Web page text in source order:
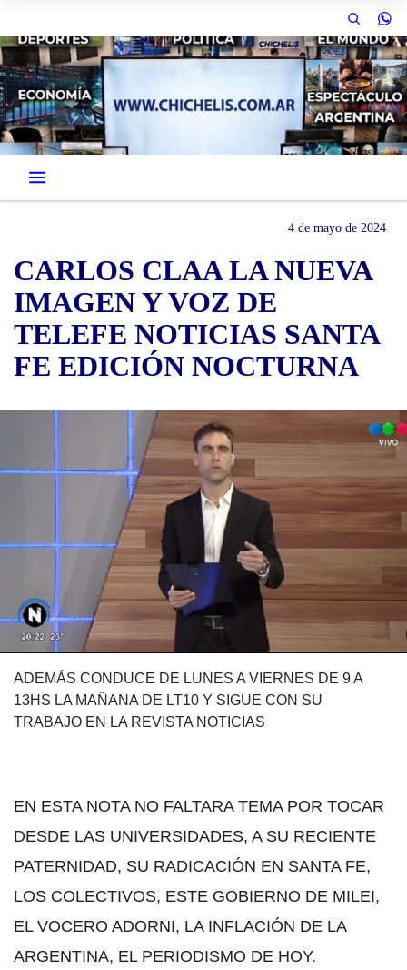
4 de mayo de 2024
CARLOS CLAA LA NUEVA
IMAGEN Y VOZ DE
TELEFE NOTICIAS SANTA
FE EDICIÓN NOCTURNA
ADEMÁS CONDUCE DE LUNES A VIERNES DE 9 A
13HS LA MAÑANA DE LT10 Y SIGUE CON SU
TRABAJO EN LA REVISTA NOTICIAS
EN ESTA NOTA NO FALTARA TEMA POR TOCAR
DESDE LAS UNIVERSIDADES, A SU RECIENTE
PATERNIDAD, SU RADICACIÓN EN SANTA FE,
LOS COLECTIVOS, ESTE GOBIERNO DE MILEI,
EL VOCERO ADORNI, LA INFLACIÓN DE LA
ARGENTINA, EL PERIODISMO DE HOY.